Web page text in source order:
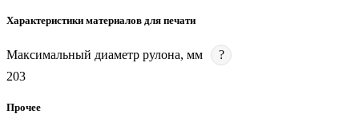
Характеристики материалов для печати
Максимальный диаметр рулона, мм
?
203
Прочее